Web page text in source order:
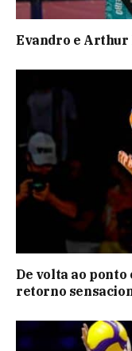
Evandro e Arthur
De volta ao
retorno